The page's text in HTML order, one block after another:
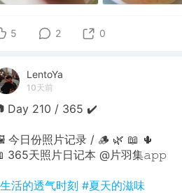
5 2 0
LentoYa
10天前
Day 210 / 365 ✔️
今日份照片记录 / 🪵 🌿 📖 🌵
365天照片日记本 @片羽集𝚊𝚙𝚙
活的透气时刻 #夏天的滋味